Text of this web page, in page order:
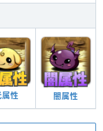
属性 闇属性